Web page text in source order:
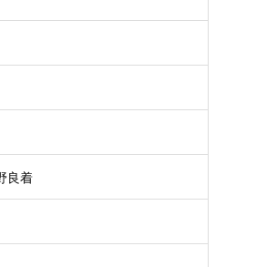
良着